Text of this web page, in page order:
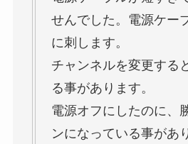
せんでした。電源ケー
に刺します。
チャンネルを変更する
る事があります。
電源オフにしたのに、
ンになっている事があ